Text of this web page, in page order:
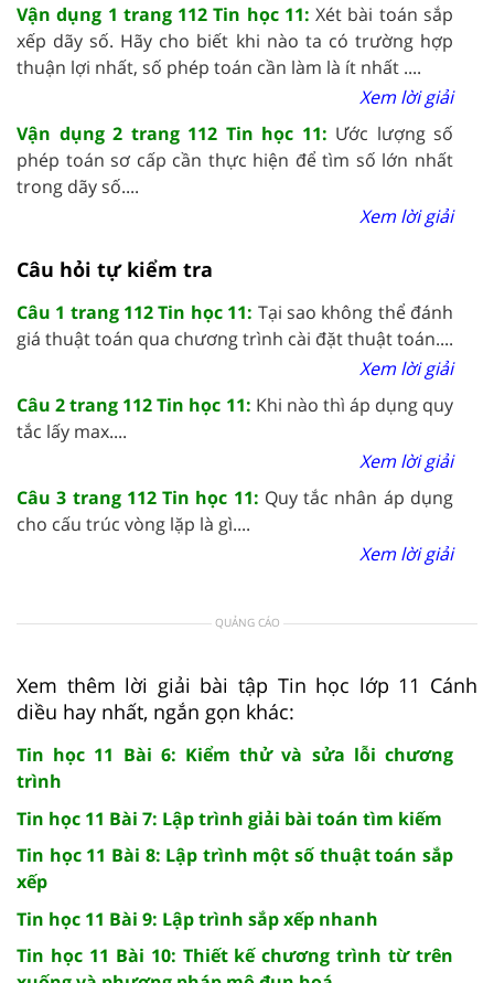
Vận dụng 1 trang 112 Tin học 11:Xét bài toán sắp
xếp dãy số. Hãy cho biết khi nào ta có trường hợp
thuận lợi nhất, số phép toán cần làm là ít nhất ....
Xem lời giải
Vận dụng 2 trang 112 Tin học 11: Ước lượng số
phép toán sơ cấp cần thực hiện để tìm số lớn nhất
trong dãy số....
Xem lời giải
Câu hỏi tự kiểm tra
Câu 1 trang 112 Tin học 11: Tại sao không thể đánh
giá thuật toán qua chương trình cài đặt thuật toán....
Xem lời giải
Câu 2 trang 112 Tin học 11: Khi nào thì áp dụng quy
tắc lấy max....
Xem lời giải
Câu 3 trang 112 Tin học 11: Quy tắc nhân áp dụng
cho cấu trúc vòng lặp là gì....
Xem lời giải
QUẢNG CÁO
Xem thêm lời giải bài tập Tin học lớp 11 Cánh
diều hay nhất, ngắn gọn khác:
Tin học 11 Bài 6: Kiểm thử và sửa lỗi chương
trình
Tin học 11 Bài 7: Lập trình giải bài toán tìm kiếm
Tin học 11 Bài 8: Lập trình một số thuật toán sắp
xếp
Tin học 11 Bài 9: Lập trình sắp xếp nhanh
Tin học 11 Bài 10: Thiết kế chương trình từ trên